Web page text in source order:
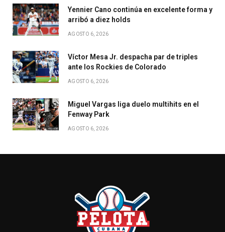
Yennier Cano continúa en excelente forma y
arribó a diez holds
AGOSTO 6, 2026
Víctor Mesa Jr. despacha par de triples
ante los Rockies de Colorado
AGOSTO 6, 2026
Miguel Vargas liga duelo multihits en el
Fenway Park
AGOSTO 6, 2026